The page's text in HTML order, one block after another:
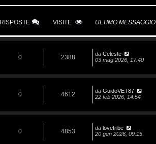
RISPOSTE VISITE ULTIMO MESSAGGIO
0 2388 da Celeste
03 mag 2026, 17:40
0 4612 da GuidoVET87
22 feb 2026, 14:54
0 4853 da lovetribe
20 gen 2026, 09:15